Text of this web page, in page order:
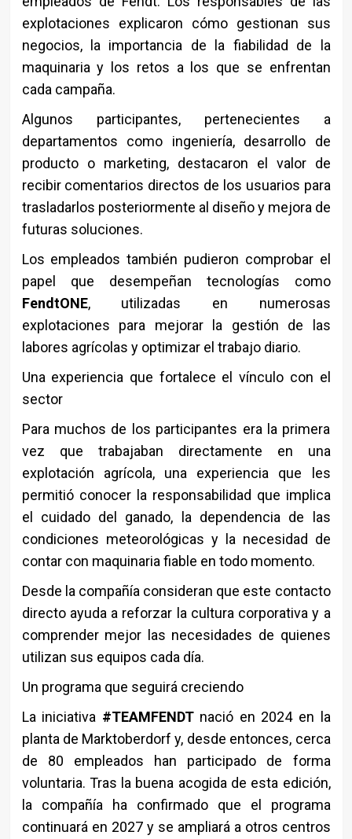
explotaciones explicaron cómo gestionan sus
negocios, la importancia de la fiabilidad de la
maquinaria y los retos a los que se enfrentan
cada campaña.
Algunos participantes, pertenecientes a
departamentos como ingeniería, desarrollo de
producto o marketing, destacaron el valor de
recibir comentarios directos de los usuarios para
trasladarlos posteriormente al diseño y mejora de
futuras soluciones.
Los empleados también pudieron comprobar el
papel que desempeñan tecnologías como
FendtONE, utilizadas en numerosas
explotaciones para mejorar la gestión de las
labores agrícolas y optimizar el trabajo diario.
Una experiencia que fortalece el vínculo con el
sector
Para muchos de los participantes era la primera
vez que trabajaban directamente en una
explotación agrícola, una experiencia que les
permitió conocer la responsabilidad que implica
el cuidado del ganado, la dependencia de las
condiciones meteorológicas y la necesidad de
contar con maquinaria fiable en todo momento.
Desde la compañía consideran que este contacto
directo ayuda a reforzar la cultura corporativa y a
comprender mejor las necesidades de quienes
utilizan sus equipos cada día.
Un programa que seguirá creciendo
La iniciativa #TEAMFENDTnació en 2024 en la
planta de Marktoberdorf y, desde entonces, cerca
de 80 empleados han participado de forma
voluntaria. Tras la buena acogida de esta edición,
la compañía ha confirmado que el programa
continuará en 2027 y se ampliará a otros centros